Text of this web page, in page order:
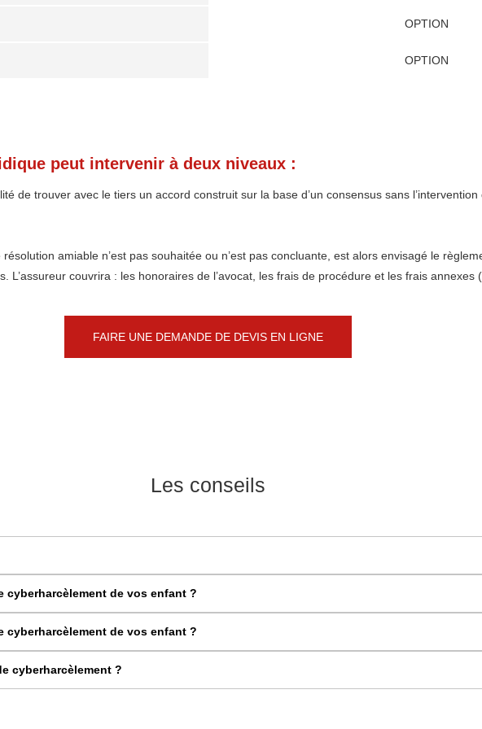
OPTION
OPTION
peut intervenir à deux niveaux :
de trouver avec le tiers un accord construit sur la base d’un consensus sans
résolution amiable n’est pas souhaitée ou n’est pas concluante, est alors envisagé le
L’assureur couvrira : les honoraires de l’avocat, les frais de procédure et les frais annexes
FAIRE UNE DEMANDE DE DEVIS EN LIGNE
Les conseils
cyberharcèlement de vos enfant ?
cyberharcèlement de vos enfant ?
cyberharcèlement ?